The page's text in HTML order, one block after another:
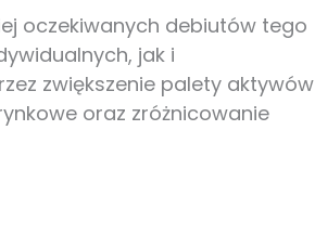
oczekiwanych debiutów tego
jak i
zwiększenie palety aktywów
oraz zróżnicowanie